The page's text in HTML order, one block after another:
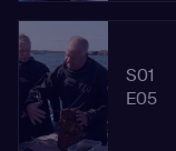
S01
E05